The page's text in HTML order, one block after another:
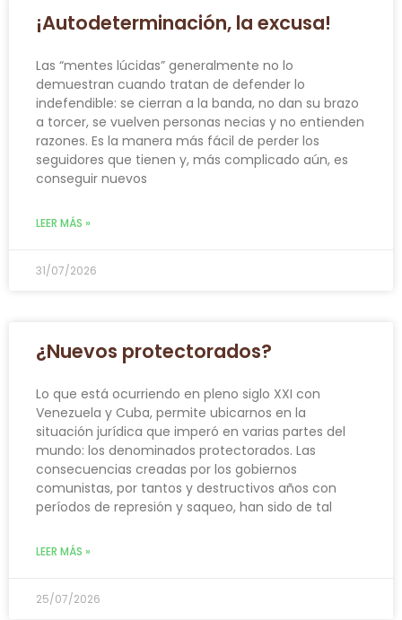
¡Autodeterminación, la excusa!
Las “mentes lúcidas” generalmente no lo
demuestran cuando tratan de defender lo
indefendible: se cierran a la banda, no dan su brazo
a torcer, se vuelven personas necias y no entienden
razones. Es la manera más fácil de perder los
seguidores que tienen y, más complicado aún, es
conseguir nuevos
LEER MÁS »
31/07/2026
¿Nuevos protectorados?
Lo que está ocurriendo en pleno siglo XXI con
Venezuela y Cuba, permite ubicarnos en la
situación jurídica que imperó en varias partes del
mundo: los denominados protectorados. Las
consecuencias creadas por los gobiernos
comunistas, por tantos y destructivos años con
períodos de represión y saqueo, han sido de tal
LEER MÁS »
25/07/2026